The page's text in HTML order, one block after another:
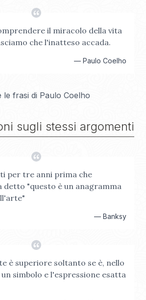
il miracolo della vita
che l'inatteso accada.
— Paulo Coelho
le frasi di Paulo Coelho
sugli stessi argomenti
per tre anni prima che
detto "questo è un anagramma
— Banksy
è superiore soltanto se è, nello
simbolo e l'espressione esatta